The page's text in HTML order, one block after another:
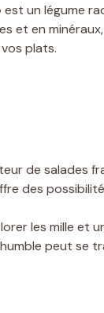
est un légume
et en
plats.
de salades
des
les mille et
peut se